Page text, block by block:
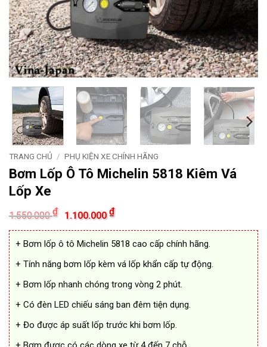
TRANG CHỦ / PHỤ KIỆN XE CHÍNH HÃNG
Bơm Lốp Ô Tô Michelin 5818 Kiêm Vá
Lốp Xe
1.550.000₫
Giá
gốc
là:
1.550.000 ₫.
1.100.000₫Giá
hiện
tại
là:
1.100.000 ₫.
+ Bơm lốp ô tô Michelin 5818 cao cấp chính hãng.
+ Tính năng bơm lốp kèm vá lốp khẩn cấp tự động.
+ Bơm lốp nhanh chóng trong vòng 2 phút.
+ Có đèn LED chiếu sáng ban đêm tiện dụng.
+ Đo được áp suất lốp trước khi bơm lốp.